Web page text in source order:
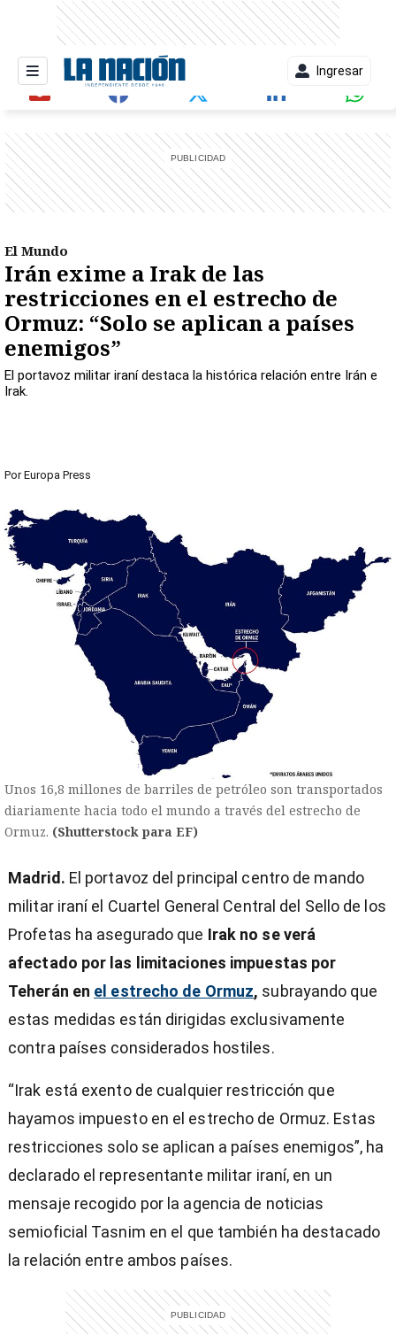
Ingresar
El Mundo
Irán exime a Irak de las
restricciones en el estrecho de
Ormuz: “Solo se aplican a países
enemigos”
El portavoz militar iraní destaca la histórica relación entre Irán e
Irak.
Por Europa Press
Unos 16,8 millones de barriles de petróleo son transportados
diariamente hacia todo el mundo a través del estrecho de
Ormuz. (Shutterstock para EF)
Madrid. El portavoz del principal centro de mando
militar iraní el Cuartel General Central del Sello de los
Profetas ha asegurado que Irak no se verá
afectado por las limitaciones impuestas por
Teherán en el estrecho de Ormuz, subrayando que
estas medidas están dirigidas exclusivamente
contra países considerados hostiles.
“Irak está exento de cualquier restricción que
hayamos impuesto en el estrecho de Ormuz. Estas
restricciones solo se aplican a países enemigos”, ha
declarado el representante militar iraní, en un
mensaje recogido por la agencia de noticias
semioficial Tasnim en el que también ha destacado
la relación entre ambos países.